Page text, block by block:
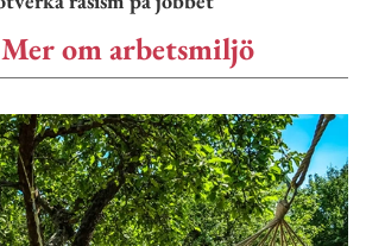
Mer om arbetsmiljö